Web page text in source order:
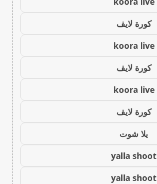
كورة لايف
koora live
كورة لايف
koora live
كورة لايف
يلا شوت
yalla shoot
yalla shoot